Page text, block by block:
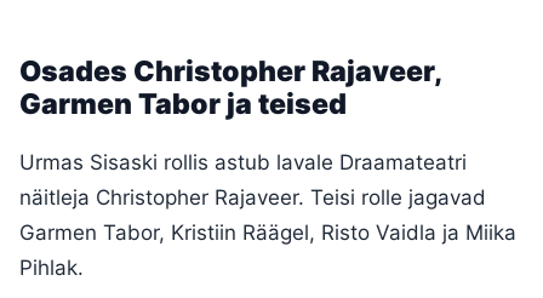
Osades Christopher Rajaveer,
Garmen Tabor ja teised
Urmas Sisaski rollis astub lavale Draamateatri
näitleja Christopher Rajaveer. Teisi rolle jagavad
Garmen Tabor, Kristiin Räägel, Risto Vaidla ja Miika
Pihlak.